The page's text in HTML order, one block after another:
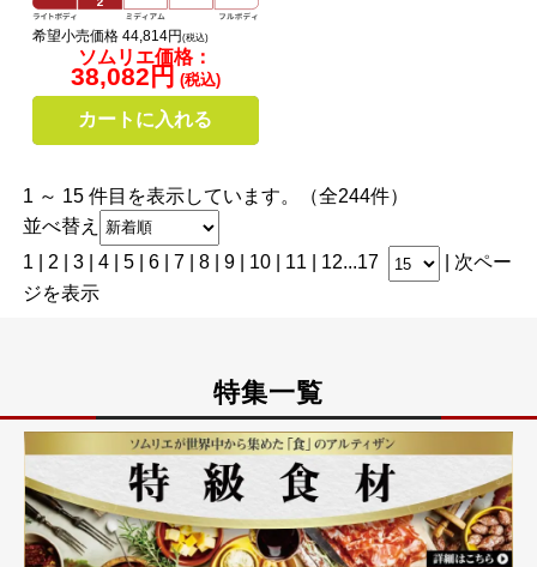
希望小売価格 44,814円(税込)
ソムリエ価格：
38,082円 (税込)
カートに入れる
1 ～ 15 件目を表示しています。（全244件）
並べ替え
1 | 2 3| 4| 5| 6| 7| 8| 9| 10| 11 12...17
次ペー
ジを表示
特集一覧